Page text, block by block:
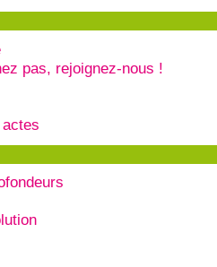
pas, rejoignez-nous !